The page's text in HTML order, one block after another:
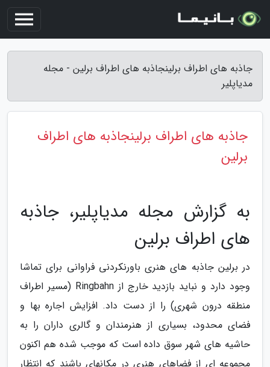
جاذبه های اطراف برلینجاذبه های اطراف برلین - مجله
مدیاپلیر
جاذبه های اطراف برلینجاذبه های اطراف
برلین
به گزارش مجله مدیاپلیر، جاذبه
های اطراف برلین
در برلین جاذبه های هنری باورنکردنی فراوانی برای تماشا
وجود دارد و نباید بازدید خارج از Ringbahn (مسیر اطراف
منطقه درون شهری) را از دست داد. افزایش اجاره بها و
فضای محدود، بسیاری از هنرمندان و گالری داران را به
حاشیه های شهر سوق داده است که موجب شده هم اکنون
مجموعه ای از فضاهای هنری در مکانهای باشند که انتظار